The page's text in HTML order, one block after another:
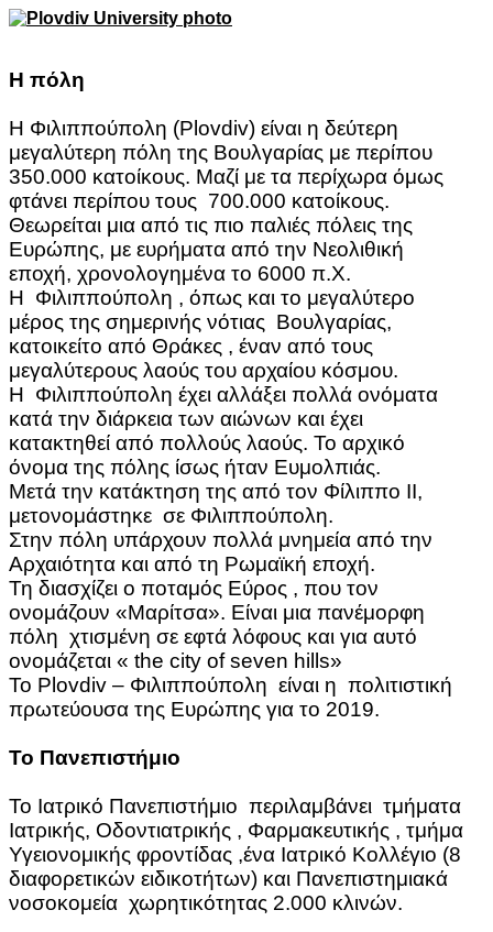
Η πόλη
Η Φιλιππούπολη (Plovdiv) είναι η δεύτερη
μεγαλύτερη πόλη της Βουλγαρίας με περίπου
350.000 κατοίκους. Μαζί με τα περίχωρα όμως
φτάνει περίπου τους 700.000 κατοίκους.
Θεωρείται μια από τις πιο παλιές πόλεις της
Ευρώπης, με ευρήματα από την Νεολιθική
εποχή, χρονολογημένα το 6000 π.Χ.
Η Φιλιππούπολη , όπως και το μεγαλύτερο
μέρος της σημερινής νότιας Βουλγαρίας,
κατοικείτο από Θράκες , έναν από τους
μεγαλύτερους λαούς του αρχαίου κόσμου.
Η Φιλιππούπολη έχει αλλάξει πολλά ονόματα
κατά την διάρκεια των αιώνων και έχει
κατακτηθεί από πολλούς λαούς. Το αρχικό
όνομα της πόλης ίσως ήταν Ευμολπιάς.
Μετά την κατάκτηση της από τον Φίλιππο ΙΙ,
μετονομάστηκε σε Φιλιππούπολη.
Στην πόλη υπάρχουν πολλά μνημεία από την
Αρχαιότητα και από τη Ρωμαϊκή εποχή.
Τη διασχίζει ο ποταμός Εύρος , που τον
ονομάζουν «Μαρίτσα». Είναι μια πανέμορφη
πόλη χτισμένη σε εφτά λόφους και για αυτό
ονομάζεται « the city of seven hills»
Το Plovdiv – Φιλιππούπολη είναι η πολιτιστική
πρωτεύουσα της Ευρώπης για το 2019.
Το Πανεπιστήμιο
Το Ιατρικό Πανεπιστήμιο περιλαμβάνει τμήματα
Ιατρικής, Οδοντιατρικής , Φαρμακευτικής , τμήμα
Υγειονομικής φροντίδας ,ένα Ιατρικό Κολλέγιο (8
διαφορετικών ειδικοτήτων) και Πανεπιστημιακά
νοσοκομεία χωρητικότητας 2.000 κλινών.